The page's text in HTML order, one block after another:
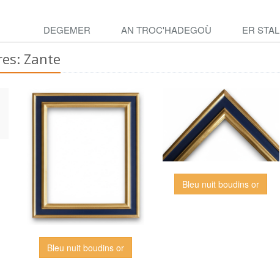
DEGEMER AN TROC'HADEGOÙ ER STAL
Zante
Bleu nuit boudins or
Bleu nuit boudins or